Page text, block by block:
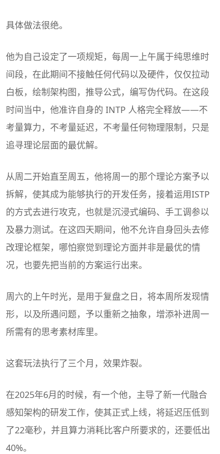
具体做法很绝。
他为自己设定了一项规矩，每周一上午属于纯思维时
间段，在此期间不接触任何代码以及硬件，仅仅拉动
白板，绘制架构图，推导公式，编写伪代码。在这段
时间当中，他准许自身的 INTP 人格完全释放——不
考量算力，不考量延迟，不考量任何物理限制，只是
追寻理论层面的最优解。
从周二开始直至周五，他将周一的那个理论方案予以
拆解，使其成为能够执行的开发任务，接着运用ISTP
的方式去进行攻克，也就是沉浸式编码、手工调参以
及暴力测试。在这四天期间，他不允许自身回头去修
改理论框架，哪怕察觉到理论方面并非是最优的情
况，也要先把当前的方案运行出来。
周六的上午时光，是用于复盘之日，将本周所发现情
形，以及所遇问题，予以重新之抽象，增添补进周一
所需有的思考素材库里。
这套玩法执行了三个月，效果炸裂。
在2025年6月的时候，有一个他，主导了新一代融合
感知架构的研发工作，使其正式上线，将延迟压低到
了22毫秒，并且算力消耗比客户所要求的，还要低出
40%。